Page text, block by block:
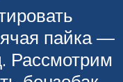
пайка —
Рассмотрим